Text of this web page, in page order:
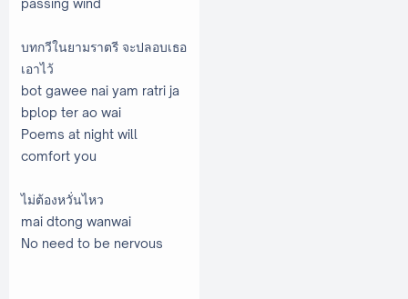
บทกวีในยามราตรี จะปลอบเธอ
เอาไว้
bot gawee nai yam ratri ja
bplop ter ao wai
Poems at night will
comfort you
ไม่ต้องหวั่นไหว
mai dtong wanwai
No need to be nervous